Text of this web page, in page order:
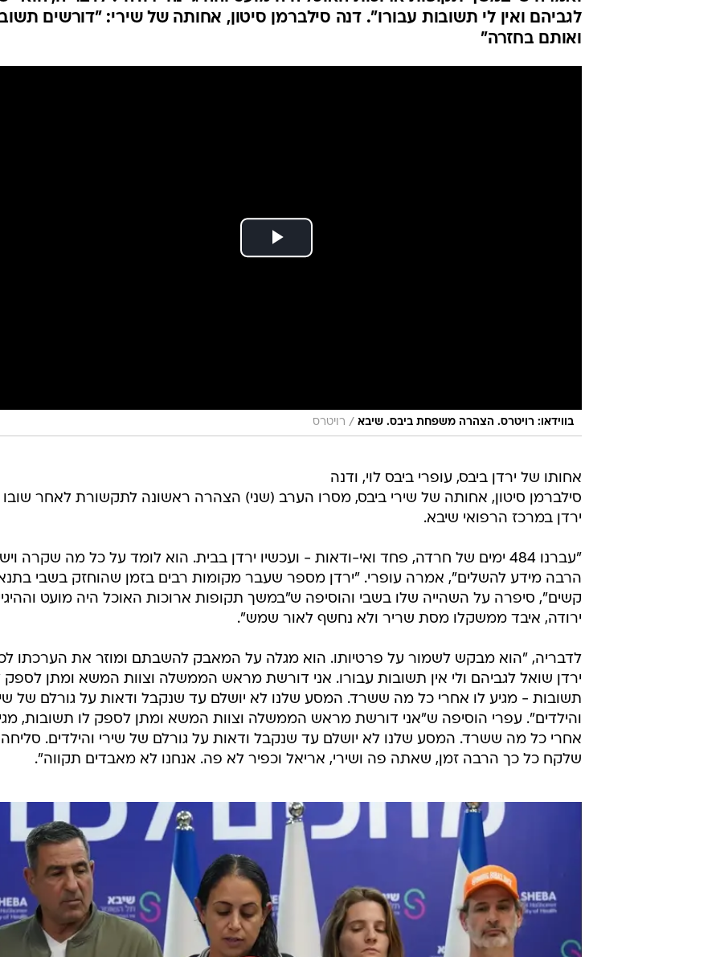
המייל האדום
לגביהם ואין לי תשובות עבורו". דנה סילברמן סיטון, אחותה של שירי: "דורשים
ואותם בחזרה"
בווידאו: רויטרס. הצהרה משפחת ביבס. שיבא / רויטרס
אחותו של ירדן ביבס, עופרי ביבס לוי, ודנה
סילברמן סיטון, אחותה של שירי ביבס, מסרו הערב (שני) הצהרה ראשונה לתקשורת לאחר
ירדן במרכז הרפואי שיבא.
"עברנו 484 ימים של חרדה, פחד ואי-ודאות - ועכשיו ירדן בבית. הוא לומד על כל מה שקרה ויש
הרבה מידע להשלים", אמרה עופרי. "ירדן מספר שעבר מקומות רבים בזמן שהוחזק בשבי
קשים", סיפרה על השהייה שלו בשבי והוסיפה ש"במשך תקופות ארוכות האוכל היה מועט
ירודה, איבד ממשקלו מסת שריר ולא נחשף לאור שמש".
לדבריה, "הוא מבקש לשמור על פרטיותו. הוא מגלה על המאבק להשבתם ומוזר את הערכתו
ירדן שואל לגביהם ולי אין תשובות עבורו. אני דורשת מראש הממשלה וצוות המשא ומתן לספק
תשובות - מגיע לו אחרי כל מה ששרד. המסע שלנו לא יושלם עד שנקבל ודאות על גורלם של
והילדים". עפרי הוסיפה ש"אני דורשת מראש הממשלה וצוות המשא ומתן לספק לו תשובות,
אחרי כל מה ששרד. המסע שלנו לא יושלם עד שנקבל ודאות על גורלם של שירי והילדים. סליחה
שלקח כל כך הרבה זמן, שאתה פה ושירי, אריאל וכפיר לא פה. אנחנו לא מאבדים תקווה".